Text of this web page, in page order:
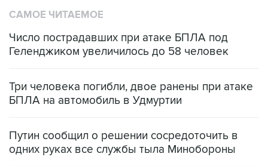
САМОЕ ЧИТАЕМОЕ
Число пострадавших при атаке БПЛА под
Геленджиком увеличилось до 58 человек
Три человека погибли, двое ранены при атаке
БПЛА на автомобиль в Удмуртии
Путин сообщил о решении сосредоточить в
одних руках все службы тыла Минобороны